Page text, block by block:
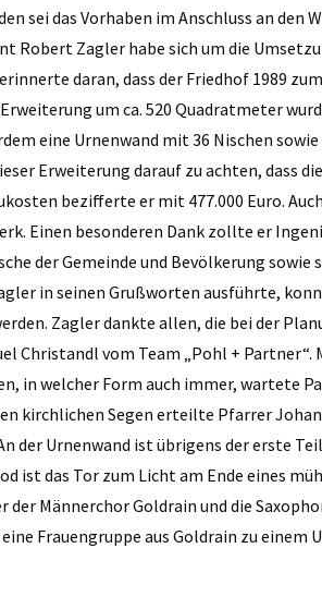
sei das Vorhaben im Anschluss an den
Robert Zagler habe sich um die
daran, dass der Friedhof 1989
um ca. 520 Quadratmeter
eine Urnenwand mit 36 Nischen
Erweiterung darauf zu achten, dass
bezifferte er mit 477.000 Euro.
Einen besonderen Dank zollte er
der Gemeinde und Bevölkerung
in seinen Grußworten ausführte,
Zagler dankte allen, die bei der
Christandl vom Team „Pohl +
in welcher Form auch immer, wartete
kirchlichen Segen erteilte Pfarrer
der Urnenwand ist übrigens der erste
ist das Tor zum Licht am Ende eines
der Männerchor Goldrain und die
Frauengruppe aus Goldrain zu einem